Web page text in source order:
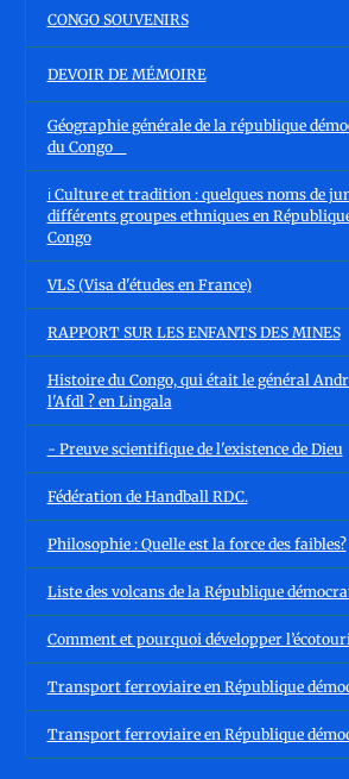
CONGO SOUVENIRS
DEVOIR DE MÉMOIRE
Géographie générale de la république
du Congo
ℹ️ Culture et tradition : quelques noms de
différents groupes ethniques en
Congo
VLS (Visa d'études en France)
RAPPORT SUR LES ENFANTS DES MINES
Histoire du Congo, qui était le général
l'Afdl ? en Lingala
- Preuve scientifique de l'existence de Dieu
Fédération de Handball RDC.
Philosophie : Quelle est la force des faibles?
Liste des volcans de la République
Comment et pourquoi développer
Transport ferroviaire en République
Transport ferroviaire en République